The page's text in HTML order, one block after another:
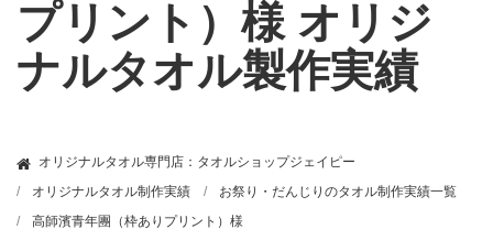
プリント）様 オリジ
ナルタオル製作実績
オリジナルタオル専門店：タオルショップジェイピー
オリジナルタオル制作実績
お祭り・だんじりのタオル制作実績一覧
高師濱青年團（枠ありプリント）様